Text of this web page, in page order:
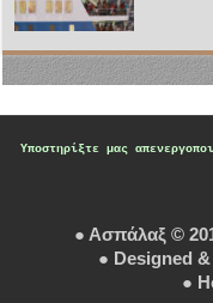
Υποστηρίξτε μας
● Ασπάλαξ ©
● Designed
●